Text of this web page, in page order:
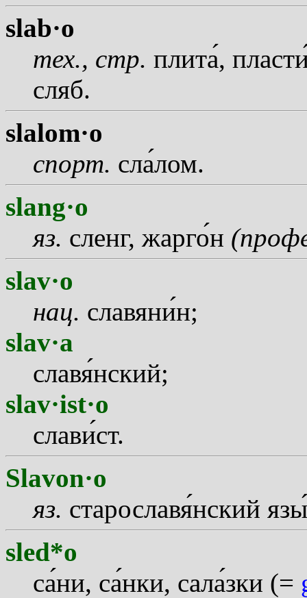
slab·o
тех., стр. плита, пласт
сляб.
slalom·o
спорт. слалом.
slang·o
яз. сленг, жаргон
slav·o
нац. славянин;
slav·a
славянский;
slav·ist·o
славист.
Slavon·o
яз. старославянский язы
sled*o
сани, санки, салазки (=